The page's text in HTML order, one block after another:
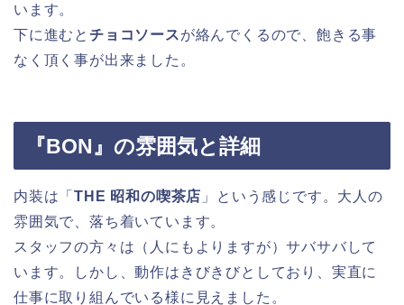
います。
下に進むと チョコソースが絡んでくるので、飽きる事
なく頂く事が出来ました。
『BON』の雰囲気と詳細
内装は「THE 昭和の喫茶店 」という感じです。大人の
雰囲気で、落ち着いています。
スタッフの方々は（人にもよりますが）サバサバして
います。しかし、動作はきびきびとしており、実直に
仕事に取り組んでいる様に見えました。